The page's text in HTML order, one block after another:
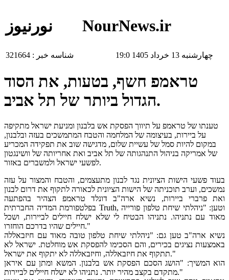
نورنیوز NourNews.ir
شناسه خبر : 321664 چهارشنبه 13 خرداد 1405 19:0
טראמפ חשף, בטעות, את הסוד
הגדול ביותר של תל אביב.
טענתו של טראמפ על תיווך הפסקת אש בלבנון ומניעת ישראל מתקיפה
על ביירות, בעיצומה של המלחמה והטבח המתמשכים בעזה ובלבנון,
במקום להיות סמל של עשיית שלום, מדגישה שוב את תפקידה המכריע
של אמריקה בניהול התנהגותה של תל אביב ואת אחריותה של וושינגטון
לפשעי ישראל ולמשברים באזור.
בעוד פשעי הישות הציונית נגד לבנון מתעצמים, והטבח והמצור על עזה
נמשכים, וערב תוכניתה של הישות הציונית לכאורה לתקוף את דרום לבנון
ואת פרברי ביירות, נשיא ארה"ב דונלד טראמפ הצהיר בהפתעה
בפלטפורמת המדיה החברתית Truth, וטען: "ניהלתי שיחת טלפון פורייה
מאוד עם נתניהו. נתניהו הבטיח לי שלא ישלח חיילים לביירות, ושכל
חיילים שהיו בדרכם הוחזרו."
נשיא ארה"ב טען גם: "ניהלתי שיחת טלפון טובה מאוד עם חיזבאללה
באמצעות נציגים בכירים, והם הסכימו להפסקת אש מוחלטת. ישראל לא
תתקוף את חיזבאללה, וחיזבאללה לא יתקוף את ישראל."
הוא המשיך: "הושג הסכם הפסקת אש בלבנון. המשא ומתן עם איראן
מתקדם בקצב מהיר יותר. נתניהו לא ישלח חיילים לביירות."